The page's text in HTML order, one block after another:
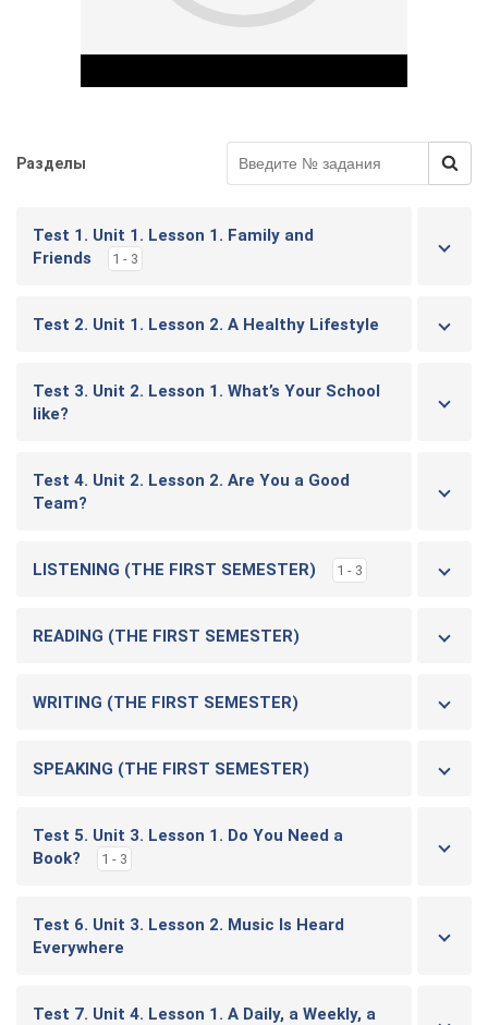
Разделы
Test 1. Unit 1. Lesson 1. Family and
Friends
1 - 3
Test 2. Unit 1. Lesson 2. A Healthy Lifestyle
Test 3. Unit 2. Lesson 1. What’s Your School
like?
Test 4. Unit 2. Lesson 2. Are You a Good
Team?
LISTENING (THE FIRST SEMESTER) 1 - 3
READING (THE FIRST SEMESTER)
WRITING (THE FIRST SEMESTER)
SPEAKING (THE FIRST SEMESTER)
Test 5. Unit 3. Lesson 1. Do You Need a
Book?
1 - 3
Test 6. Unit 3. Lesson 2. Music Is Heard
Everywhere
Test 7. Unit 4. Lesson 1. A Daily, a Weekly, a